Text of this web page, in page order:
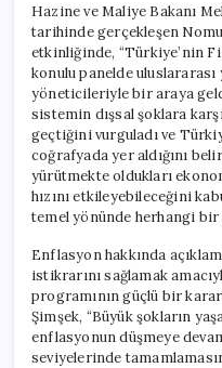
Hazine ve Maliye Bakanı
tarihinde gerçekleşen
etkinliğinde, “Türkiye’nin
konulu panelde
yöneticileriyle bir araya
sistemin dışsal şoklara
geçtiğini vurguladı ve
coğrafyada yer aldığını
yürütmekte oldukları
hızını etkileyebileceğini
temel yönünde herhangi bir
Enflasyon hakkında
istikrarını sağlamak
programının güçlü bir
Şimşek, “Büyük şokların
enflasyonun düşmeye
seviyelerinde